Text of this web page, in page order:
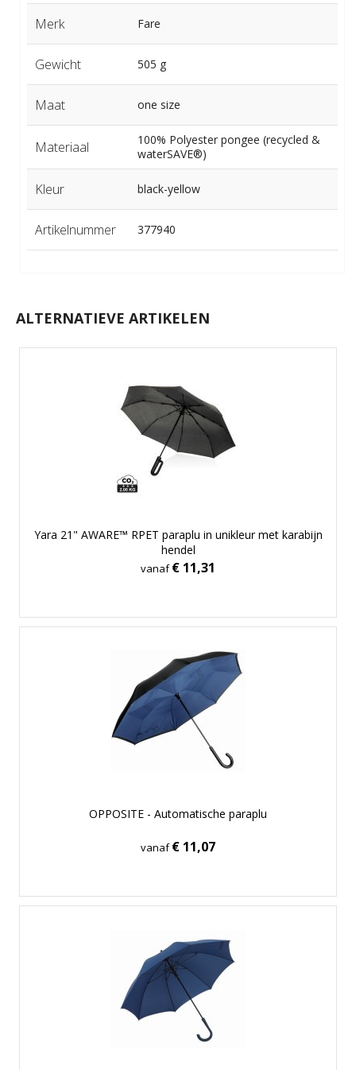
Merk Fare
Gewicht 505 g
Maat one size
Materiaal
100% Polyester pongee (recycled &
waterSAVE®)
Kleur black-yellow
Artikelnummer 377940
ALTERNATIEVE ARTIKELEN
Yara 21" AWARE™ RPET paraplu in unikleur met karabijn
hendel
vanaf€ 11,31
OPPOSITE - Automatische paraplu
vanaf€ 11,07